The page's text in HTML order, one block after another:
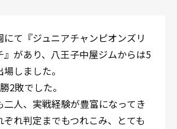
子中屋ボクシングジム
都八王子市南町3-8 第2原嶋ビル1F
Fax：042-622-7222
14:00〜22:00 / 日・祝 14:00〜19:00
て『ジュニアチャンピオンズリ
』があり、八王子中屋ジムからは5
しました。
2敗でした。
人、実戦経験が豊富になってき
ぞれ判定までもつれこみ、とても